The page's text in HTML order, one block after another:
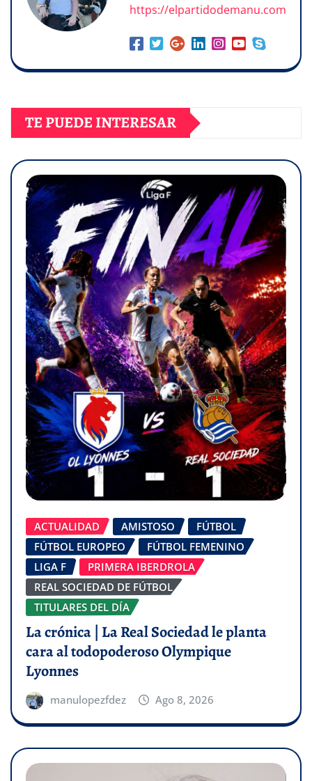
https://elpartidodemanu.com
TE PUEDE INTERESAR
ACTUALIDAD AMISTOSO
FÚTBOL
FÚTBOL EUROPEO
FÚTBOL FEMENINO
LIGA F
PRIMERA IBERDROLA
REAL SOCIEDAD DE FÚTBOL
TITULARES DEL DÍA
La crónica | La Real Sociedad le planta
cara al todopoderoso Olympique
Lyonnes
manulopezfdez Ago 8, 2026